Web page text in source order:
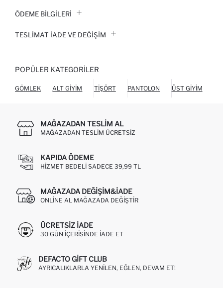
ÖDEME BİLGİLERİ
TESLIMAT İADE VE DEĞIŞIM
POPÜLER KATEGORILER
GÖMLEK ALT GIYIM TIŞÖRT PANTOLON ÜST GIYIM
MAĞAZADAN TESLIM AL
MAĞAZADAN TESLIM ÜCRETSIZ
KAPIDA ÖDEME
HIZMET BEDELI SADECE 39,99 TL
MAĞAZADA DEĞIŞIM&İADE
ONLINE AL MAĞAZADA DEĞIŞTIR
ÜCRETSIZ IADE
30 GÜN IÇERISINDE IADE ET
DEFACTO GIFT CLUB
AYRICALIKLARLA YENILEN, EĞLEN, DEVAM ET!